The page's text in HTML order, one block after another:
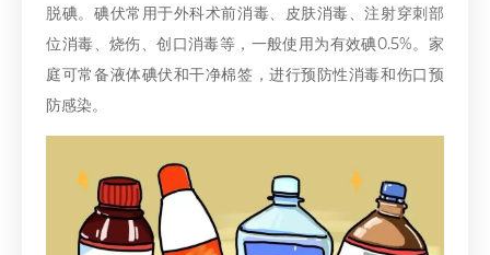
脱碘。碘伏常用于外科术前消毒、皮肤消毒、注射穿刺部
位消毒、烧伤、创口消毒等，一般使用为有效碘0.5%。家
庭可常备液体碘伏和干净棉签，进行预防性消毒和伤口预
防感染。